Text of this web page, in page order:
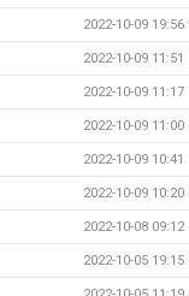
2022-10-09 19:56
2022-10-09 11:51
2022-10-09 11:17
2022-10-09 11:00
2022-10-09 10:41
2022-10-09 10:20
2022-10-08 09:12
2022-10-05 19:15